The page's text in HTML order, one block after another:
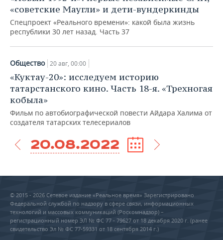
«советские Маугли» и дети-вундеркинды
Спецпроект «Реального времени»: какой была жизнь
республики 30 лет назад. Часть 37
Общество 20 авг, 00:00
«Куктау-20»: исследуем историю
татарстанского кино. Часть 18-я. «Трехногая
кобыла»
Фильм по автобиографической повести Айдара Халима от
создателя татарских телесериалов
20.08.2022
© 2015 - 2026 Сетевое издание «Реальное время» Зарегистрировано
Федеральной службой по надзору в сфере связи, информационных
технологий и массовых коммуникаций (Роскомнадзор) –
регистрационный номер ЭЛ № ФС 77 - 79627 от 18 декабря 2020 г. (ранее
свидетельство Эл № ФС 77-59331 от 18 сентября 2014 г.)